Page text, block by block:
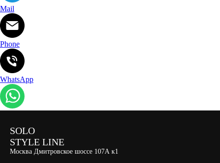
Mail
Phone
WhatsApp
SOLO
STYLE LINE
Москва Дмитровское шоссе 107А к1